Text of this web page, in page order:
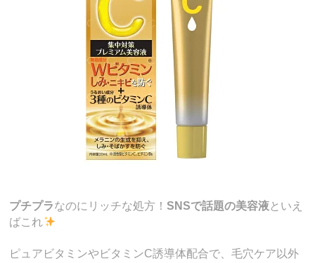
プチプラなのにリッチな処方！SNSで話題の美容液といえ
ばこれ
ピュアビタミンやビタミンC誘導体配合で、毛穴ケア以外